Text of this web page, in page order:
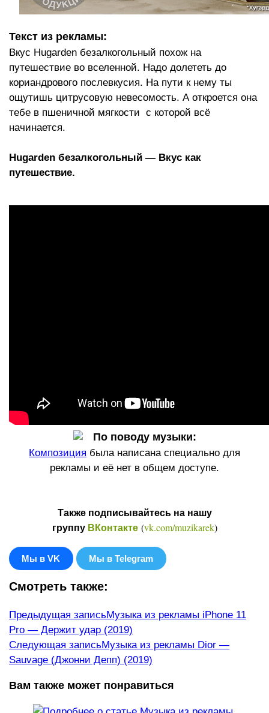
Текст из рекламы:
Вкус Hugarden безалкогольный похож на
путешествие во вселенной. Надо долететь до
кориандрового послевкусия. На пути к нему ты
ощутишь цитрусовую невесомость. А откроется она
тебе в пшеничной мягкости с которой всё
начинается.
Hugarden безалкогольный — Вкус как
путешествие.
По поводу музыки:
Композиция была написана специально для
рекламы и её нет в общем доступе.
Также подписывайтесь на нашу
группу ВКонтакте(vk.com/muzikarek)
Мы в VK Мы в Telegram
Смотреть также:
Еще
статьи
Предыдущая записьМузыка из рекламы iPhone 11
Pro — Держит удар (2019)
Следующая записьМузыка из рекламы Dior —
Sauvage (Джонни Депп) (2019)
Вам также может понравиться